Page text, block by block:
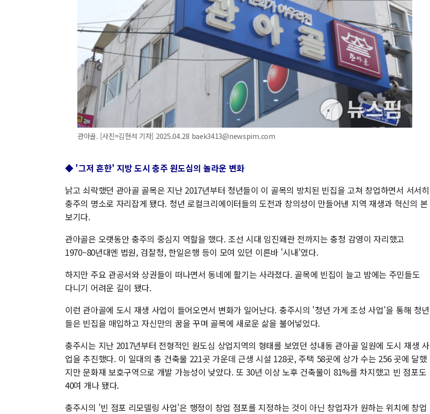
관아골. [사진=김현석 기자] 2025.04.28 baek3413@newspim.com
◆ '그저 흔한' 지방 도시 충주 원도심의 놀라운 변화
낡고 쇠락했던 관아골 골목은 지난 2017년부터 청년들이 이 골목의 방치된 빈집을 고쳐 창업하면서 서서히
충주의 명소로 자리잡게 됐다. 청년 로컬크리에이터들의 도전과 창의성이 만들어낸 지역 재생과 혁신의 본
보기다.
관아골은 오랫동안 충주의 중심지 역할을 했다. 조선 시대 임진왜란 전까지는 충청 감영이 자리했고
1970~80년대엔 법원, 검찰청, 한일은행 등이 모여 있던 이른바 '시내'였다.
하지만 주요 관공서와 상권들이 떠나면서 동네에 활기는 사라졌다. 골목에 빈집이 늘고 밤에는 주민들도
다니기 어려운 길이 됐다.
이런 관아골에 도시 재생 사업이 들어오면서 변화가 일어난다. 충주시의 '청년 가게 조성 사업'을 통해 청년
들은 빈집을 매입하고 자신만의 꿈을 꾸며 골목에 새로운 삶을 불어넣었다.
충주시는 지난 2017년부터 전형적인 원도심 상업지역의 형태를 보였던 성내동 관아골 일원에 도시 재생 사
업을 추진했다. 이 일대의 총 건축물 221곳 가운데 근생 시설 128곳, 주택 58곳에 상가 수는 256 곳에 달했
지만 문화재 보호구역으로 개발 가능성이 낮았다. 또 30년 이상 노후 건축물이 81%를 차지했고 빈 점포도
40여 개나 됐다.
충주시의 '빈 점포 리모델링 사업'은 행정이 창업 점포를 지정하는 것이 아닌 창업자가 원하는 위치에 창업